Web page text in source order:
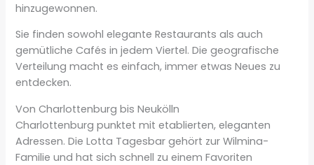
hinzugewonnen.
Sie finden sowohl elegante Restaurants als auch
gemütliche Cafés in jedem Viertel. Die geografische
Verteilung macht es einfach, immer etwas Neues zu
entdecken.
Von Charlottenburg bis Neukölln
Charlottenburg punktet mit etablierten, eleganten
Adressen. Die Lotta Tagesbar gehört zur Wilmina-
Familie und hat sich schnell zu einem Favoriten